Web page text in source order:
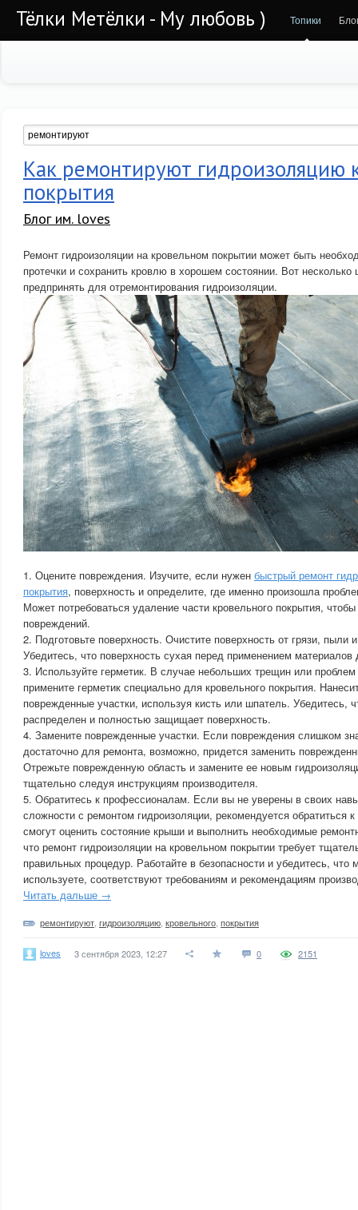
Тёлки Метёлки - Му любовь ) Топики
Как ремонтируют гидроизоляцию
покрытия
Блог им. loves
Ремонт гидроизоляции на кровельном покрытии может быть
протечки и сохранить кровлю в хорошем состоянии. Вот
предпринять для отремонтирования гидроизоляции.
1. Оцените повреждения. Изучите, если нужен быстрый ремонт
покрытия, поверхность и определите, где именно произошла
Может потребоваться удаление части кровельного покрытия,
повреждений.
2. Подготовьте поверхность. Очистите поверхность от грязи, пыли
Убедитесь, что поверхность сухая перед применением
3. Используйте герметик. В случае небольших трещин или проблем
примените герметик специально для кровельного покрытия.
поврежденные участки, используя кисть или шпатель. Убедитесь,
распределен и полностью защищает поверхность.
4. Замените поврежденные участки. Если повреждения слишком
достаточно для ремонта, возможно, придется заменить
Отрежьте поврежденную область и замените ее новым
тщательно следуя инструкциям производителя.
5. Обратитесь к профессионалам. Если вы не уверены в своих
сложности с ремонтом гидроизоляции, рекомендуется обратиться
смогут оценить состояние крыши и выполнить необходимые
что ремонт гидроизоляции на кровельном покрытии требует
правильных процедур. Работайте в безопасности и убедитесь,
используете, соответствуют требованиям и рекомендациям
Читать дальше →
ремонтируют гидроизоляцию кровельного покрытия
loves 3 сентября 2023, 12:27 0 2151